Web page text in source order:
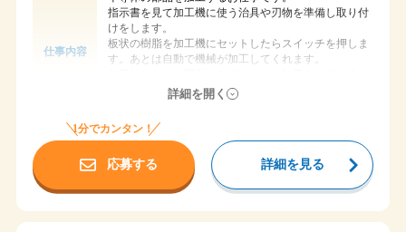
仕事内容
指示書を見て加工機に使う治具や刃物を準備し取り付
けをします。
板状の樹脂を加工機にセットしたらスイッチを押しま
す。あとは自動で機械が加工してくれます。
チェックします。
給与 時給 1,500円
勤務地 小牧市多気中町
国道４１号線 青山下屋敷交差点から車で２分
詳細を開く
1分でカンタン！
応募する 詳細を見る